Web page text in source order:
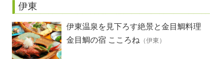
伊東
伊東温泉を見下ろす絶景と金目鯛料理
金目鯛の宿 こころね （伊東）